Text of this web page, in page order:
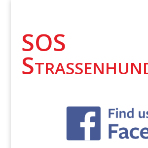
SOS